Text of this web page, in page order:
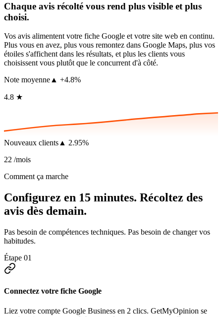
Chaque avis récolté vous rend plus visible et plus
choisi.
Vos avis alimentent votre fiche Google et votre site web en continu.
Plus vous en avez, plus vous remontez dans Google Maps, plus vos
étoiles s'affichent dans les résultats, et plus les clients vous
choisissent vous plutôt que le concurrent d'à côté.
Note moyenne ▲ +4.8%
4.8 ★
Nouveaux clients ▲ 2.95%
22 /mois
Comment ça marche
Configurez en 15 minutes. Récoltez des
avis dès demain.
Pas besoin de compétences techniques. Pas besoin de changer vos
habitudes.
Étape 01
Connectez votre fiche Google
Liez votre compte Google Business en 2 clics. GetMyOpinion se